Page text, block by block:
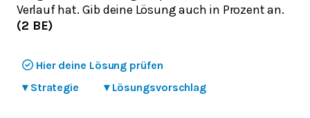
Verlauf hat. Gib deine Lösung auch in Prozent an.
(2 BE)
Hier deine Lösung prüfen
▾ Strategie ▾ Lösungsvorschlag